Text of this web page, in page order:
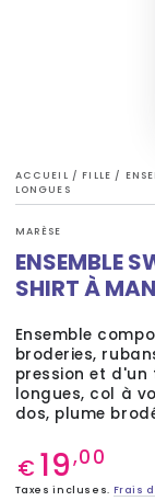
ACCUEIL / FILLE /
LONGUES
MARÈSE
ENSEMBLE
SHIRT À
Ensemble
broderies,
pression et
longues, col à
dos, plume
Prix
normal
€ 19,00
Taxes incluses. Frais